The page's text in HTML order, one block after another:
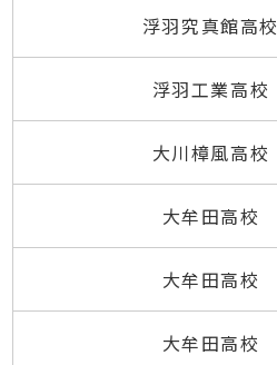
浮羽究真館高校
浮羽工業高校
大川樟風高校
大牟田高校
大牟田高校
大牟田高校